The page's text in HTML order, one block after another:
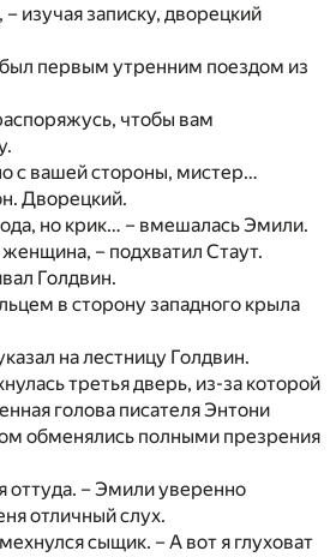
изучая записку, дворецкий
первым утренним поездом из
чтобы вам
с вашей стороны, мистер…
Дворецкий.
но крик… – вмешалась Эмили.
– подхватил Стаут.
Голдвин.
в сторону западного крыла
на лестницу Голдвин.
третья дверь, из-за которой
голова писателя Энтони
обменялись полными презрения
оттуда. – Эмили уверенно
отличный слух.
сыщик. – А вот я глуховат